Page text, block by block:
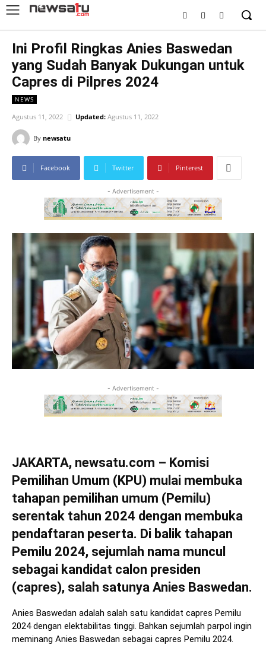
Ini Profil Ringkas Anies Baswedan
yang Sudah Banyak Dukungan untuk
Capres di Pilpres 2024
NEWS
Agustus 11, 2022 Updated: Agustus 11, 2022
By newsatu
Facebook Twitter Pinterest
- Advertisement -
- Advertisement -
JAKARTA, newsatu.com – Komisi
Pemilihan Umum (KPU) mulai membuka
tahapan pemilihan umum (Pemilu)
serentak tahun 2024 dengan membuka
pendaftaran peserta. Di balik tahapan
Pemilu 2024, sejumlah nama muncul
sebagai kandidat calon presiden
(capres), salah satunya Anies Baswedan.
Anies Baswedan adalah salah satu kandidat capres Pemilu
2024 dengan elektabilitas tinggi. Bahkan sejumlah parpol ingin
meminang Anies Baswedan sebagai capres Pemilu 2024.